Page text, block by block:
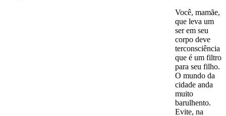
Você, mamãe,
que leva um
ser em seu
corpo deve
terconsciência
que é um filtro
para seu filho.
O mundo da
cidade anda
muito
barulhento.
Evite, na